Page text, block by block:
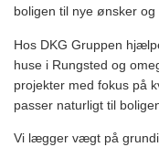
boligen til nye ønsker og
Hos DKG Gruppen
huse i Rungsted og
projekter med fokus på
passer naturligt til
Vi lægger vægt på